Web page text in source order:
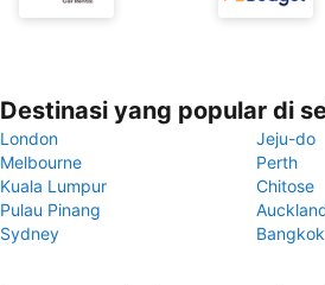
Destinasi yang popular di
London
Jeju-do
Melbourne
Perth
Kuala Lumpur
Chitose
Pulau Pinang
Sydney
Bangkok